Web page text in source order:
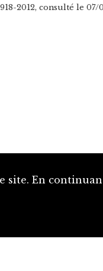
2012, consulté le 07/
En